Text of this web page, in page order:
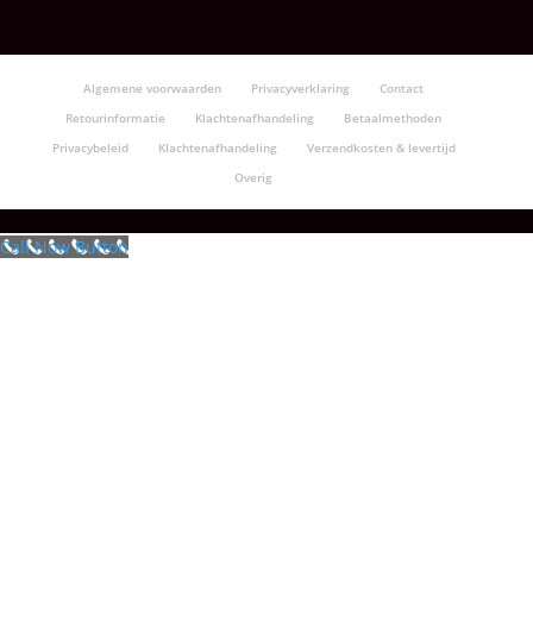
Algemene voorwaarden Privacyverklaring
Contact
Retourinformatie
Klachtenafhandeling
Betaalmethoden
Privacybeleid
Klachtenafhandeling
Verzendkosten & levertijd
Overig
Call Now Button